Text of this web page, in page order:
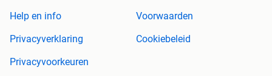
Help en info
Voorwaarden
Privacyverklaring
Cookiebeleid
Privacyvoorkeuren